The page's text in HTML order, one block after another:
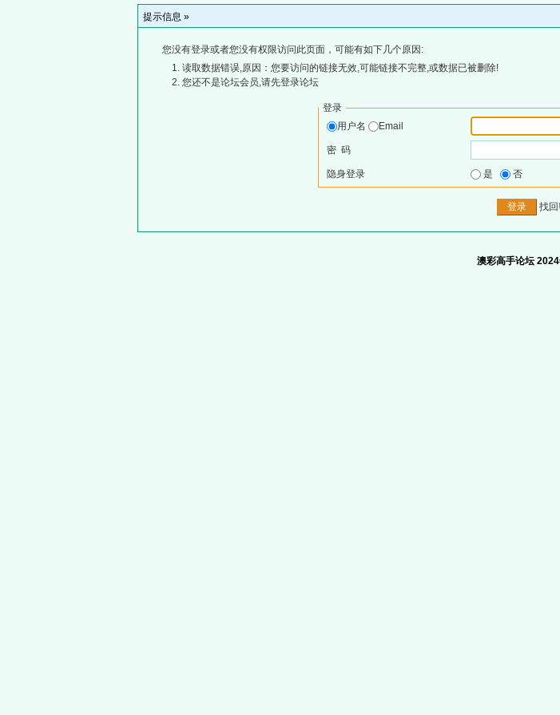
提示信息 »
您没有登录或者您没有权限访问此页面，可能有如下几个原因:
读取数据错误,原因：您要访问的链接无效,可能链接不完整,或数据已被删除!
您还不是论坛会员,请先登录论坛
登录
用户名
Email
密 码
隐身登录 是 否
找
澳彩高手论坛